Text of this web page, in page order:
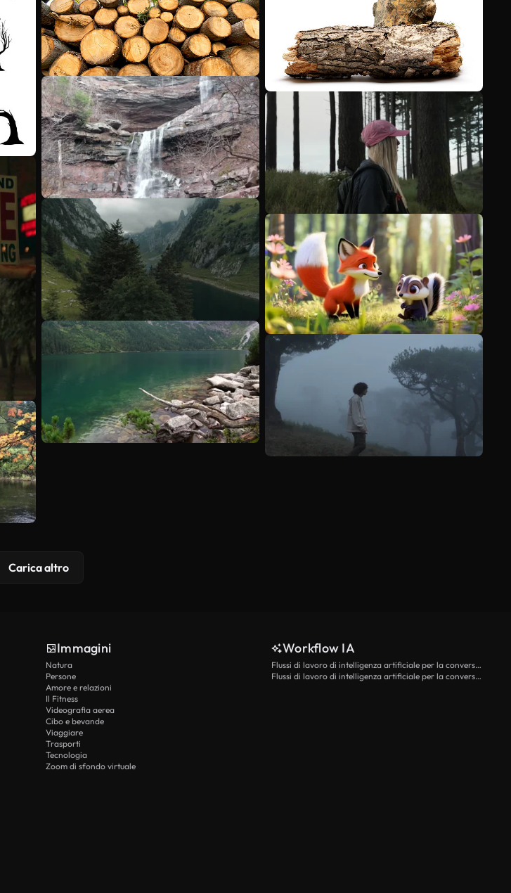
Scopri di più
Carica altro
Immagini
Natura
Persone
Amore e relazioni
Il Fitness
Videografia aerea
Cibo e bevande
Viaggiare
Trasporti
Tecnologia
Zoom di sfondo virtuale
Workflow IA
Flussi di lavoro di intelligenza artificiale per la conversione da testo a video
Flussi di lavoro di intelligenza artificiale per la conversione di immagini in video